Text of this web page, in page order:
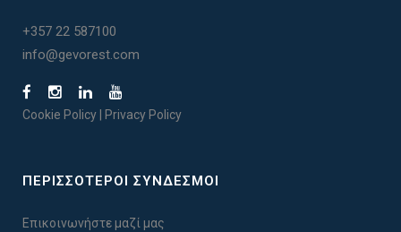
+357 22 587100
info@gevorest.com
Cookie Policy Privacy Policy
ΠΕΡΙΣΣΟΤΕΡΟΙ ΣΥΝΔΕΣΜΟΙ
Επικοινωνήστε μαζί μας